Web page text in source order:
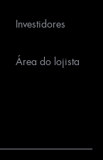
Investidores
Área do lojista